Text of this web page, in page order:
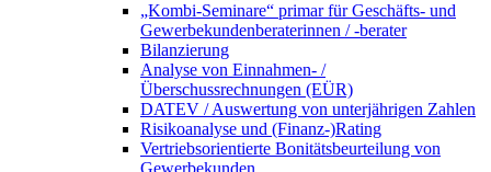
„Kombi-Seminare“ primar für Geschäfts- und
Gewerbekundenberaterinnen / -berater
Bilanzierung
Analyse von Einnahmen- /
Überschussrechnungen (EÜR)
DATEV / Auswertung von unterjährigen Zahlen
Risikoanalyse und (Finanz-)Rating
Vertriebsorientierte Bonitätsbeurteilung von
Gewerbekunden